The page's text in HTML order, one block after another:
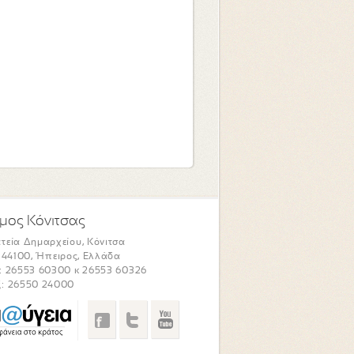
Κόνιτσας
Δημαρχείου, Κόνιτσα
44100, Ήπειρος, Ελλάδα
26553 60300 κ 26553 60326
26550 24000